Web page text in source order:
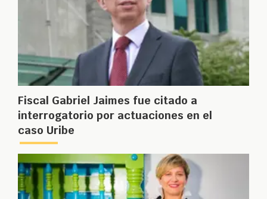
Fiscal Gabriel Jaimes fue citado a
interrogatorio por actuaciones en el
caso Uribe